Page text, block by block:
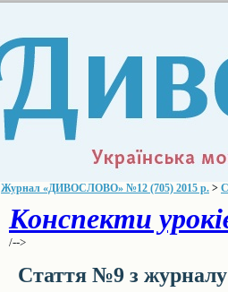
Журнал «ДИВОСЛОВО» №12 (705) 2015 р. >
Конспекти
/-->
Стаття №9 з